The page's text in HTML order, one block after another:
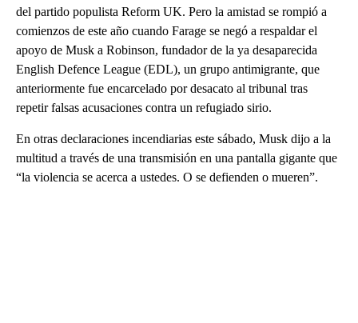
del partido populista Reform UK. Pero la amistad se rompió a
comienzos de este año cuando Farage se negó a respaldar el
apoyo de Musk a Robinson, fundador de la ya desaparecida
English Defence League (EDL), un grupo antimigrante, que
anteriormente fue encarcelado por desacato al tribunal tras
repetir falsas acusaciones contra un refugiado sirio.
En otras declaraciones incendiarias este sábado, Musk dijo a la
multitud a través de una transmisión en una pantalla gigante que
“la violencia se acerca a ustedes. O se defienden o mueren”.